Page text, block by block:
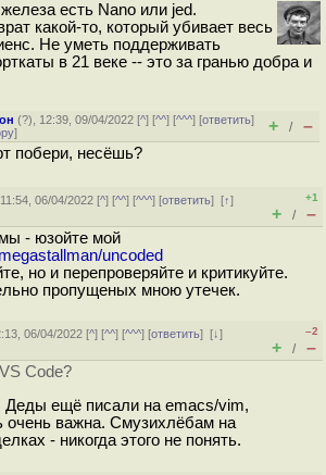
есть Nano или jed.
какой-то, который убивает весь
Не уметь поддерживать
в 21 веке -- это за гранью добра и
(?), 12:39, 09/04/2022 [^] [^^] [^^^] [ответить]
] + / –
побери, несёшь?
06/04/2022 [^] [^^] [^^^] [ответить][↑]
+1
+ / –
- юзойте мой
uncoded
но и перепроверяйте и критикуйте.
пропущеных мною утечек.
06/04/2022 [^] [^^] [^^^] [ответить][↓]
–2
+ / –
Code?
Деды ещё писали на emacs/vim,
очень важна. Смузихлёбам на
- никогда этого не понять.